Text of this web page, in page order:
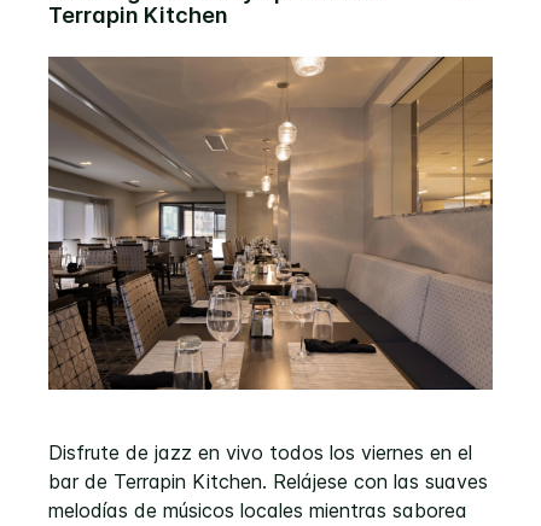
Disfrute de jazz en vivo todos los viernes en el
bar de Terrapin Kitchen. Relájese con las suaves
melodías de músicos locales mientras saborea